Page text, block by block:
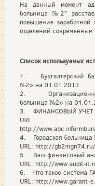
На данный момент
больница №2"
повышение
отделений
Список используемых
1. Бухгалтерский
№2» на 01.01.2013
2. Организационная
больница №2» на
3. ФИНАНСОВЫЙ УЧЕТ –
URL:
http://
4. Городская больница
URL: http://gb2mgn74.ru/
5. Ваш финансовый
URL: http://www.audit-
6. Что такое система
URL: http://www.garant-